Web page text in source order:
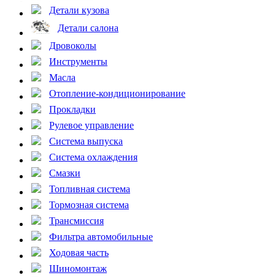
Детали кузова
Детали салона
Дровоколы
Инструменты
Масла
Отопление-кондиционирование
Прокладки
Рулевое управление
Система выпуска
Система охлаждения
Смазки
Топливная система
Тормозная система
Трансмиссия
Фильтра автомобильные
Ходовая часть
Шиномонтаж